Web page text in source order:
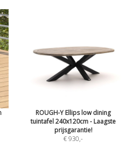
ROUGH-Y Ellips low dining
tuintafel 240x120cm - Laagste
prijsgarantie!
€ 930,-